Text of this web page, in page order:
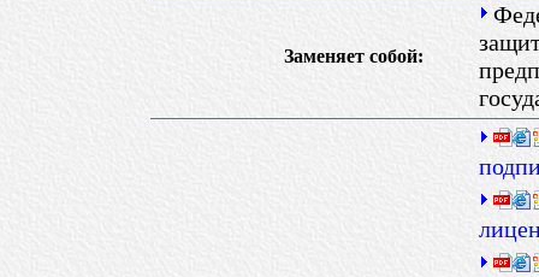
Заменяет собой: